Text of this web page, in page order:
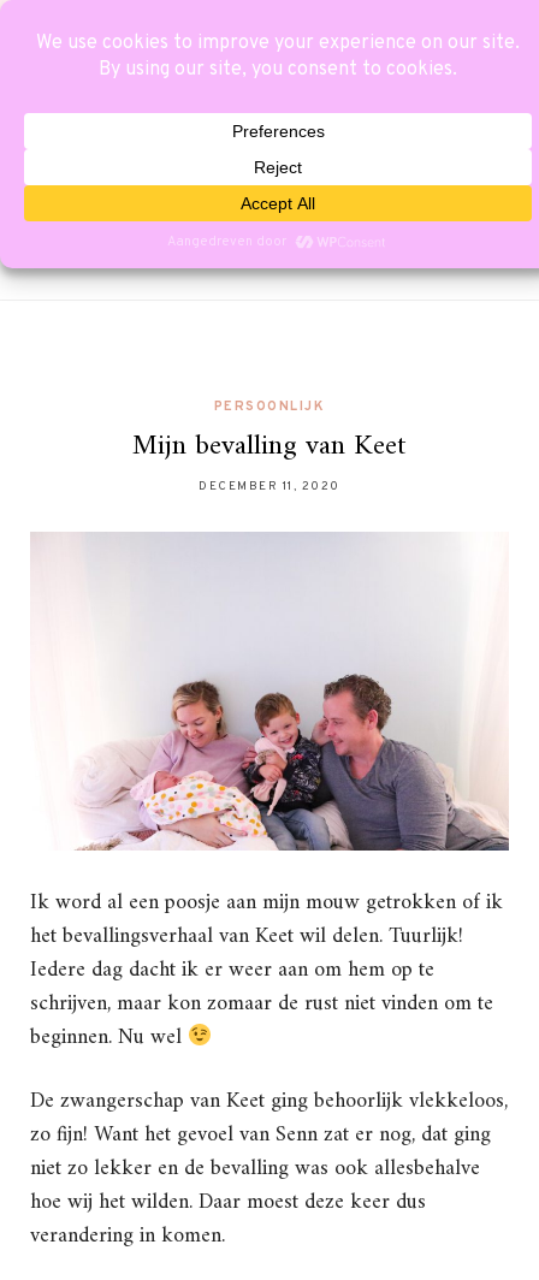
PERSOONLIJK
Mijn bevalling van Keet
DECEMBER 11, 2020
Ik word al een poosje aan mijn mouw getrokken of ik
het bevallingsverhaal van Keet wil delen. Tuurlijk!
Iedere dag dacht ik er weer aan om hem op te
schrijven, maar kon zomaar de rust niet vinden om te
beginnen. Nu wel
De zwangerschap van Keet ging behoorlijk vlekkeloos,
zo fijn! Want het gevoel van Senn zat er nog, dat ging
niet zo lekker en de bevalling was ook allesbehalve
hoe wij het wilden. Daar moest deze keer dus
verandering in komen.